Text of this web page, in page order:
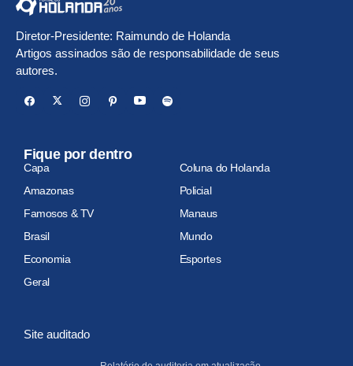
Diretor-Presidente: Raimundo de Holanda
Artigos assinados são de responsabilidade de seus
autores.
Fique por dentro
Capa
Coluna do Holanda
Amazonas
Policial
Famosos & TV
Manaus
Brasil
Mundo
Economia
Esportes
Geral
Site auditado